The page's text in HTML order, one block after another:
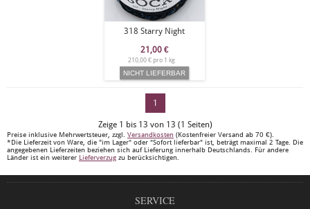
318 Starry Night
21,00 €
210,00 € pro 1 kg
1
Zeige 1 bis 13 von 13 (1 Seiten)
Preise inklusive Mehrwertsteuer, zzgl. Versandkosten (Kostenfreier Versand ab 70 €).
*Die Lieferzeit von Ware, die "im Lager" oder "Sofort lieferbar" ist, beträgt maximal 2 Tage. Die
angegebenen Lieferzeiten beziehen sich auf Lieferung innerhalb Deutschlands. Für andere
Länder ist ein weiterer Lieferverzug zu berücksichtigen.
SERVICE